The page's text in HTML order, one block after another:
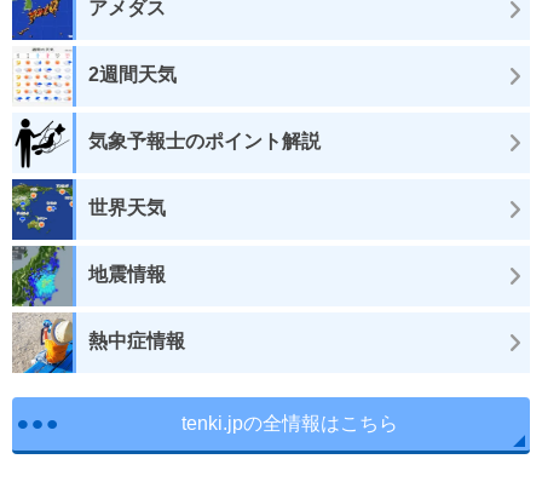
アメダス
2週間天気
気象予報士のポイント解説
世界天気
地震情報
熱中症情報
tenki.jpの全情報はこちら